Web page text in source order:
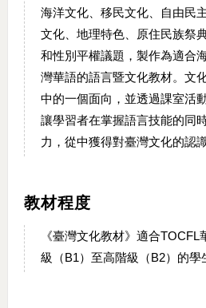
海洋文化、移民文化、自由民
文化、地理特色、原住民族祭
和性別平權議題，製作為適合
灣華語的語言暨文化教材。文
中的一個面向，並透過課室活
讓學習者在掌握語言技能的同
力，從中獲得對臺灣文化的認識
教材程度
《臺灣文化教材》適合
級（B1）至高階級（B2）的學